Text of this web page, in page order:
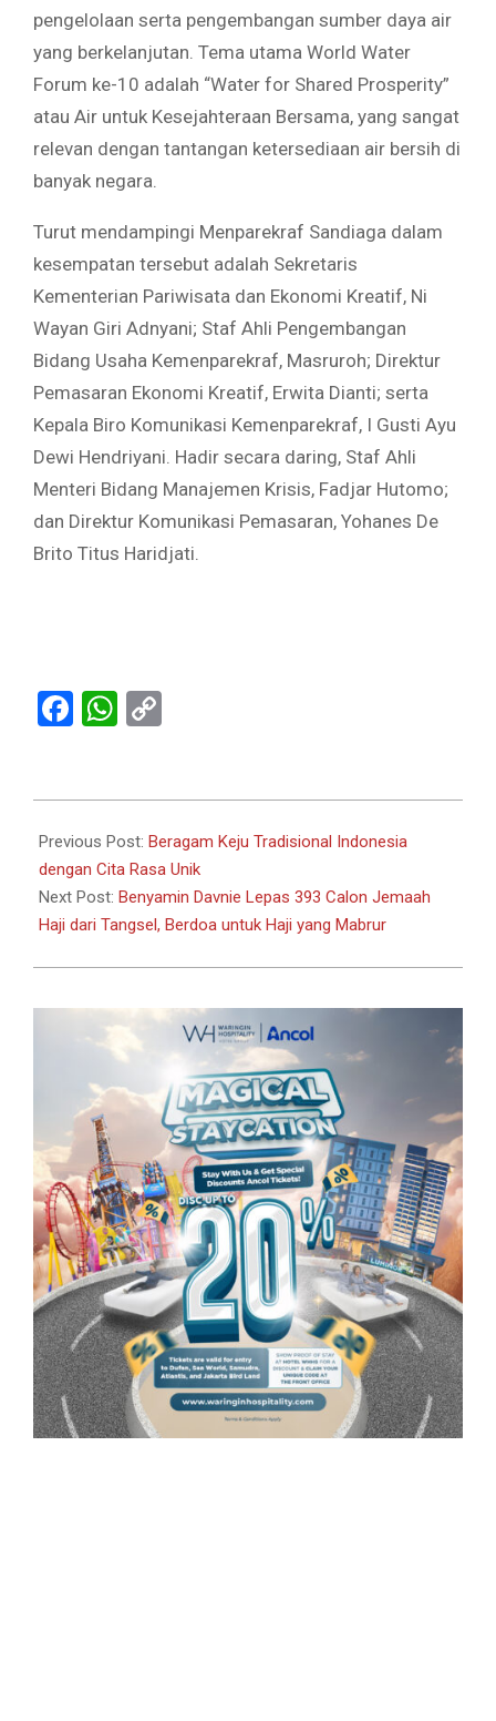
pengelolaan serta pengembangan sumber daya air
yang berkelanjutan. Tema utama World Water
Forum ke-10 adalah “Water for Shared Prosperity”
atau Air untuk Kesejahteraan Bersama, yang sangat
relevan dengan tantangan ketersediaan air bersih di
banyak negara.
Turut mendampingi Menparekraf Sandiaga dalam
kesempatan tersebut adalah Sekretaris
Kementerian Pariwisata dan Ekonomi Kreatif, Ni
Wayan Giri Adnyani; Staf Ahli Pengembangan
Bidang Usaha Kemenparekraf, Masruroh; Direktur
Pemasaran Ekonomi Kreatif, Erwita Dianti; serta
Kepala Biro Komunikasi Kemenparekraf, I Gusti Ayu
Dewi Hendriyani. Hadir secara daring, Staf Ahli
Menteri Bidang Manajemen Krisis, Fadjar Hutomo;
dan Direktur Komunikasi Pemasaran, Yohanes De
Brito Titus Haridjati.
Facebook
WhatsApp
05-
18
Previous Post: Beragam Keju Tradisional Indonesia
dengan Cita Rasa Unik
Next Post: Benyamin Davnie Lepas 393 Calon Jemaah
Haji dari Tangsel, Berdoa untuk Haji yang Mabrur